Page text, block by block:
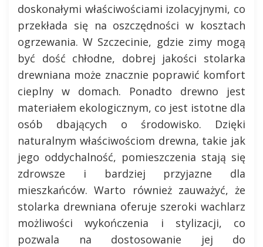
doskonałymi właściwościami izolacyjnymi, co
przekłada się na oszczędności w kosztach
ogrzewania. W Szczecinie, gdzie zimy mogą
być dość chłodne, dobrej jakości stolarka
drewniana może znacznie poprawić komfort
cieplny w domach. Ponadto drewno jest
materiałem ekologicznym, co jest istotne dla
osób dbających o środowisko. Dzięki
naturalnym właściwościom drewna, takie jak
jego oddychalność, pomieszczenia stają się
zdrowsze i bardziej przyjazne dla
mieszkańców. Warto również zauważyć, że
stolarka drewniana oferuje szeroki wachlarz
możliwości wykończenia i stylizacji, co
pozwala na dostosowanie jej do